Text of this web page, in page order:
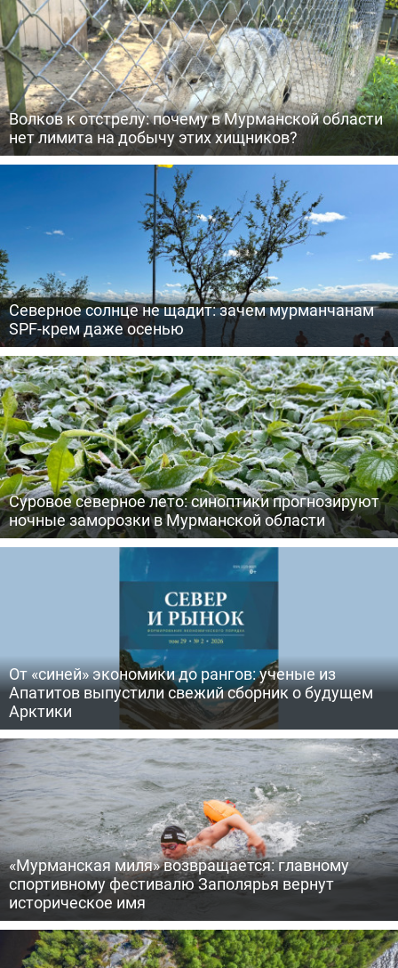
Волков к отстрелу: почему в Мурманской области
нет лимита на добычу этих хищников?
Северное солнце не щадит: зачем мурманчанам
SPF-крем даже осенью
Суровое северное лето: синоптики прогнозируют
ночные заморозки в Мурманской области
От «синей» экономики до рангов: ученые из
Апатитов выпустили свежий сборник о будущем
Арктики
«Мурманская миля» возвращается: главному
спортивному фестивалю Заполярья вернут
историческое имя